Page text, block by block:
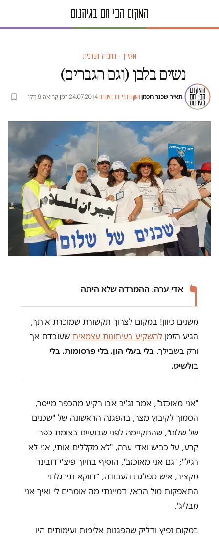
מגזין · החברה הערבית
נשים בלבן (וגם הגברים)
תאיר שכנר רוכמן·המקום הכי חם בגיהנום·
24.07.2014
·זמן קריאה 9 דק׳
ו אדי ערה: ההמרדה שלא היתה
משנים כיוון! במקום לצרוך תקשורת שמוכרת אותך,
הגיע הזמן להשקיע בעיתונות עצמאית שעובדת אך
ורק בשבילך. בלי בעלי הון. בלי פרסומות. בלי
בולשיט.
"אני מאוכזב", אמר נג'יב אבו רקיע מהכפר מייסר,
הסמוך לקיבוץ מצר, בהפגנה הראשונה של "שכנים
של שלום", שהתקיימה לפני שבועיים בצומת כפר
קרע, על כביש ואדי ערה, "לא מקללים אותי, אני לא
רגיל"; "גם אני מאוכזב", הוסיף בחיוך פיצ'י דובינר
מקציר, איש מפלגת העבודה, "דווקא תירגלתי
התאפקות מול הראי, דמיינתי מה אומרים לי ואיך אני
מבליג".
במקום נפיץ ודליק שהפגנות אלימות ועימותים היו